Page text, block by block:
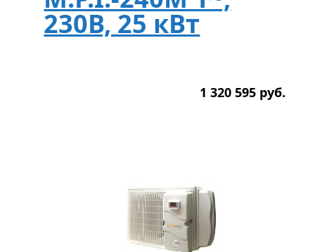
230В, 25 кВт
1 320 595 руб.